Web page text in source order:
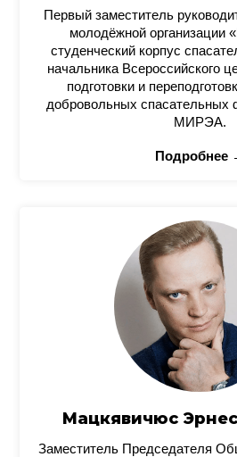
Первый заместитель
молодёжной организации
студенческий корпус
начальника Всероссийского
подготовки и
добровольных
МИРЭА.
Подробнее
Мацкявичюс
Заместитель Председателя